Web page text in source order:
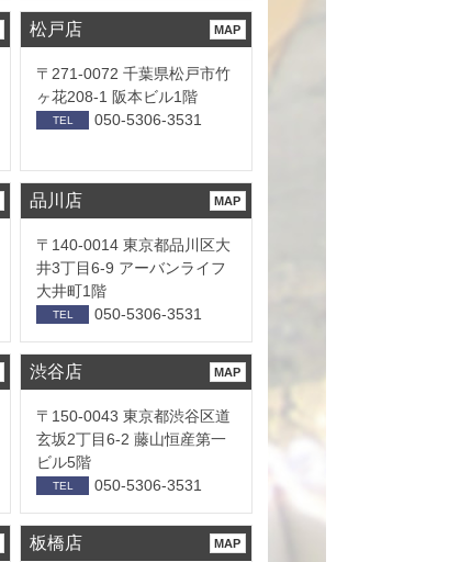
松戸店 MAP
〒271-0072 千葉県松戸市竹
ヶ花208-1 阪本ビル1階
TEL 050-5306-3531
品川店 MAP
〒140-0014 東京都品川区大
井3丁目6-9 アーバンライフ
大井町1階
TEL 050-5306-3531
渋谷店 MAP
〒150-0043 東京都渋谷区道
玄坂2丁目6-2 藤山恒産第一
ビル5階
TEL 050-5306-3531
板橋店 MAP